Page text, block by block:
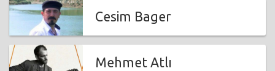
Cesim Bager
Mehmet Atlı